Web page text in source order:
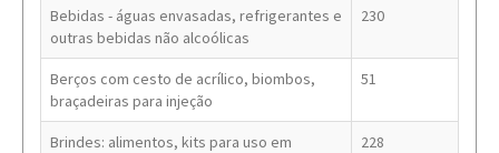
Bebidas - águas envasadas, refrigerantes e
outras bebidas não alcoólicas
230
Berços com cesto de acrílico, biombos,
braçadeiras para injeção
51
Brindes: alimentos, kits para uso em
228